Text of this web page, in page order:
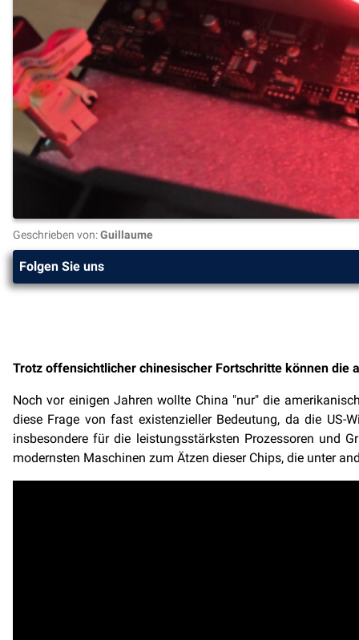
Geschrieben von:Guillaume
Folgen Sie uns
Trotz offensichtlicher chinesischer Fortschritte können die
Noch vor einigen Jahren wollte China "nur" die
diese Frage von fast existenzieller Bedeutung, da die US-
insbesondere für die leistungsstärksten Prozessoren und
modernsten Maschinen zum Ätzen dieser Chips, die unter